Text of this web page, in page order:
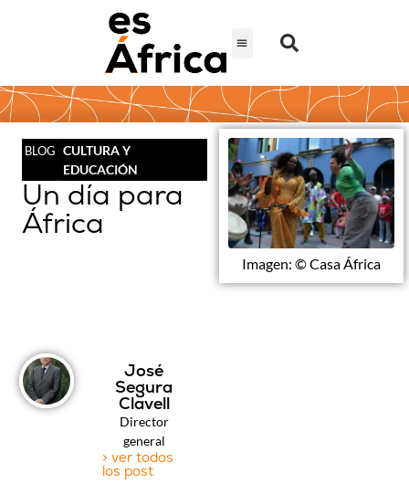
BLOG CULTURA Y
EDUCACIÓN
Un día para
África
Imagen: © Casa África
José
Segura
Clavell
Director
general
> ver todos
los post